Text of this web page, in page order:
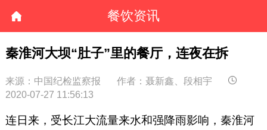
餐饮资讯
秦淮河大坝“肚子”里的餐厅，连夜在拆
来源：中国纪检监察报
作者：聂新鑫、段相宇
2020-07-27 11:56:13
连日来，受长江大流量来水和强降雨影响，秦淮河